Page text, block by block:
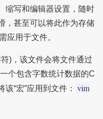
缩写和编辑器设置，随时
，甚至可以将此作为存储
应用于文件。
)，该文件会将文件通过
个包含字数统计数据的C
“宏”应用到文件：
vim